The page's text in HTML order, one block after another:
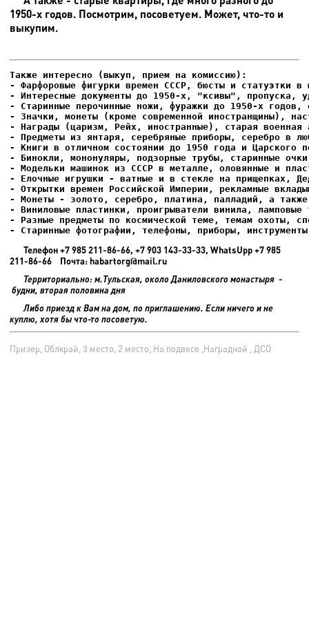
1950-х годов. Посмотрим, посоветуем. Может, что-то и
выкупим.
- Фарфоровые фигурки времен СССР, бюсты и статуэтки в
- Интересные документы до 1950-х, "ксивы", пропуска,
- Елочные игрушки - ватные и в стекле на прищепках,
- Старинные фотографии, телефоны, приборы,
Телефон +7 985 211-86-66, +7 903 143-33-33, WhatsUpp +7 985
211-86-66 Почта: habartorg@mail.ru
Территориально: м.Тульская, около Даниловского монастыря -
будни, вторая половина дня
Либо приезд к Вам на дом, по приглашению. Если ничего и не
куплю, хотя бы что-то посоветую.
Призер, Облкрай, 3 место, 2 место, На подвесе ,Наградной , ДСО